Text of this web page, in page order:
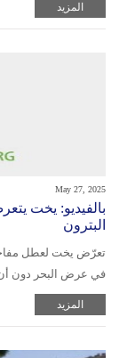
المزيد
May 27, 2025
بالفيديو: يخت
البترون
تعرّض يخت لعطل مفاجئ
في عرض البحر دون
المزيد